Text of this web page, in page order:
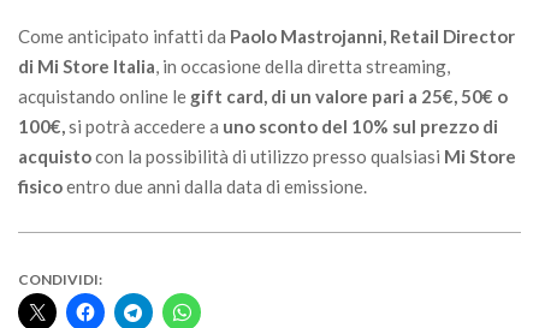
Come anticipato infatti da Paolo Mastrojanni, Retail Director
di Mi Store Italia, in occasione della diretta streaming,
acquistando online le gift card, di un valore pari a 25€, 50€ o
100€,si potrà accedere a uno sconto del 10% sul prezzo di
acquistocon la possibilità di utilizzo presso qualsiasi Mi Store
fisicoentro due anni dalla data di emissione.
CONDIVIDI: